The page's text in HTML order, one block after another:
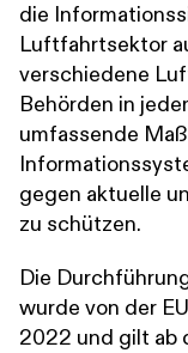
die
Luftfahrtsektor
verschiedene
Behörden in
umfassende
gegen aktuelle
zu schützen.
Die
wurde von der
2022 und gilt ab